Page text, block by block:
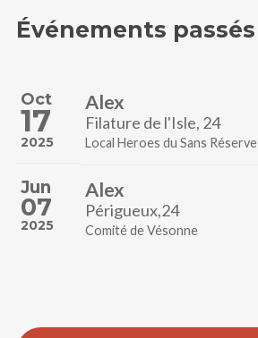
Événements passés
Oct
17
2025
Alex
Filature de l'Isle, 24
Local Heroes du Sans Réserve
Jun
07
2025
Alex
Périgueux,24
Comité de Vésonne